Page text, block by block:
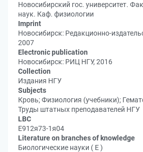
Новосибирский гос. университет.
наук. Каф. физиологии
Imprint
Новосибирск: Редакционно-
2007
Electronic publication
Новосибирск: РИЦ НГУ, 2016
Collection
Издания НГУ
Subjects
Кровь; Физиология (учебники);
Труды штатных преподавателей НГУ
LBC
Е912я73-1я04
Literature on branches of knowledge
Биологические науки ( Е )